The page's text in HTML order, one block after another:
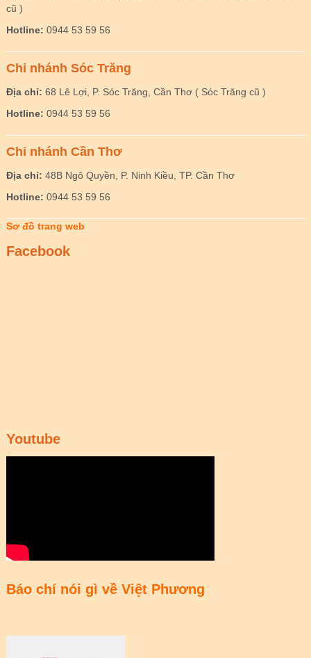
cũ )
Hotline: 0944 53 59 56
Chi nhánh Sóc Trăng
Địa chỉ: 68 Lê Lợi, P. Sóc Trăng, Cần Thơ ( Sóc Trăng cũ )
Hotline: 0944 53 59 56
Chi nhánh Cần Thơ
Địa chỉ: 48B Ngô Quyền, P. Ninh Kiều, TP. Cần Thơ
Hotline: 0944 53 59 56
Sơ đồ trang web
Facebook
Youtube
Báo chí nói gì về Việt Phương